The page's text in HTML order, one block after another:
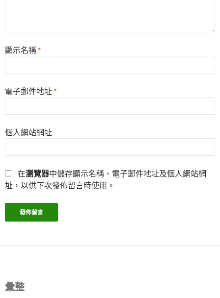
顯示名稱 *
電子郵件地址 *
個人網站網址
在瀏覽器中儲存顯示名稱、電子郵件地址及個人網站網
址，以供下次發佈留言時使用。
彙整